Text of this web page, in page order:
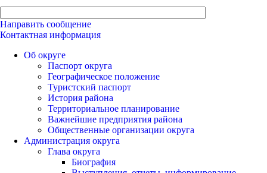
Направить сообщение
Контактная информация
Об округе
Паспорт округа
Географическое положение
Туристский паспорт
История района
Территориальное планирование
Важнейшие предприятия района
Общественные организации округа
Администрация округа
Глава округа
Биография